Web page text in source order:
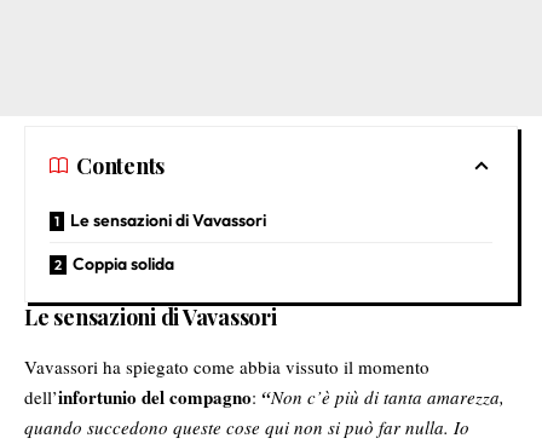
Contents
Le sensazioni di Vavassori
Coppia solida
Le sensazioni di Vavassori
Vavassori ha spiegato come abbia vissuto il momento
dell’infortunio del compagno: “Non c’è più di tanta amarezza,
quando succedono queste cose qui non si può far nulla. Io